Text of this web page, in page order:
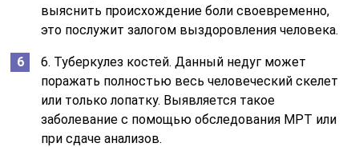
выяснить происхождение боли своевременно,
это послужит залогом выздоровления человека.
6. Туберкулез костей. Данный недуг может
поражать полностью весь человеческий скелет
или только лопатку. Выявляется такое
заболевание с помощью обследования МРТ или
при сдаче анализов.